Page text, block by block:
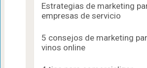
Estrategias de marketing
empresas de servicio
5 consejos de marketing
vinos online